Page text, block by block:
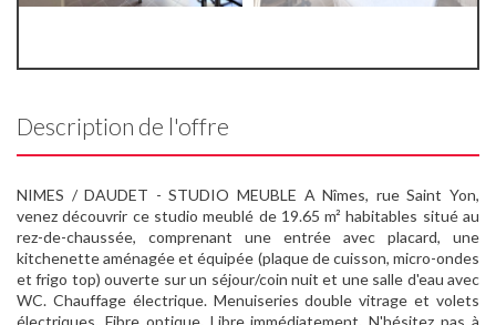
Description de l'offre
NIMES / DAUDET - STUDIO MEUBLE A Nîmes, rue Saint Yon,
venez découvrir ce studio meublé de 19.65 m² habitables situé au
rez-de-chaussée, comprenant une entrée avec placard, une
kitchenette aménagée et équipée (plaque de cuisson, micro-ondes
et frigo top) ouverte sur un séjour/coin nuit et une salle d'eau avec
WC. Chauffage électrique. Menuiseries double vitrage et volets